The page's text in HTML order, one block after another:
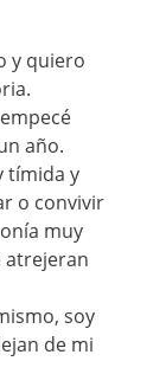
y quiero
año.
tímida y
o convivir
muy
atrejeran
soy
de mi